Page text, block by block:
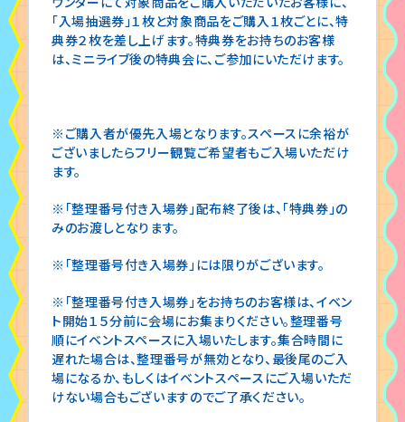
「入場抽選券」１枚と対象商品をご購入１枚ごとに、特
典券２枚を差し上げます。特典券をお持ちのお客様
は、ミニライブ後の特典会に、ご参加にいただけます。
※ご購入者が優先入場となります。スペースに余裕が
ございましたらフリー観覧ご希望者もご入場いただけ
ます。
※「整理番号付き入場券」配布終了後は、「特典券」の
みのお渡しとなります。
※「整理番号付き入場券」には限りがございます。
※「整理番号付き入場券」をお持ちのお客様は、イベン
ト開始１５分前に会場にお集まりください。整理番号
順にイベントスペースに入場いたします。集合時間に
遅れた場合は、整理番号が無効となり、最後尾のご入
場になるか、もしくはイベントスペースにご入場いただ
けない場合もございますのでご了承ください。